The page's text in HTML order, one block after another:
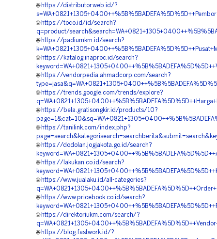
🌐 https://distributor.web.id/?
🌐 https://toco.id/id/search?
q=product/
🌐 https://padiumkm.id/search?
🌐 https://katalog.inaproc.id/search?
🌐 https://vendorpedia.ahmadcorp.com/search?
🌐 https://trends.google.com/trends/explore?
🌐 https://bela.gratisongkir.id/products/10?
🌐 https://tanilink.com/index.php?
🌐 https://dodolan.jogjakota.go.id/search?
🌐 https://lakukan.co.id/search?
🌐 https://www.jualaku.id/all-categories?
🌐 https://www.pricebook.co.id/search?
🌐 https://direktoriukm.com/search/?
🌐 https://blog.fastwork.id/?